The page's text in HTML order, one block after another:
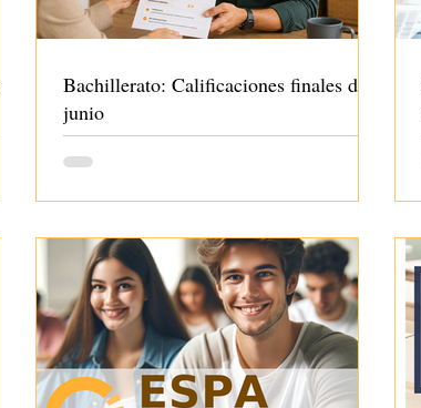
Bachillerato: Calificaciones finales de
junio